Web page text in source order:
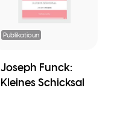
Publikatioun
Joseph Funck:
Kleines Schicksal